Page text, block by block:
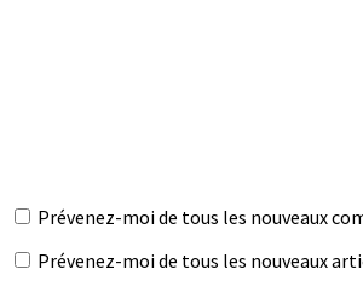
Prévenez-moi de tous les nouveaux
Prévenez-moi de tous les nouveaux